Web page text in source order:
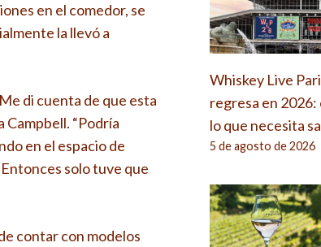
en el comedor, se
la llevó a
di cuenta de que esta
Campbell. “Podría
en el espacio de
solo tuve que
contar con modelos
Whiskey Live
regresa en 2026:
lo que necesita
5 de agosto de 2026